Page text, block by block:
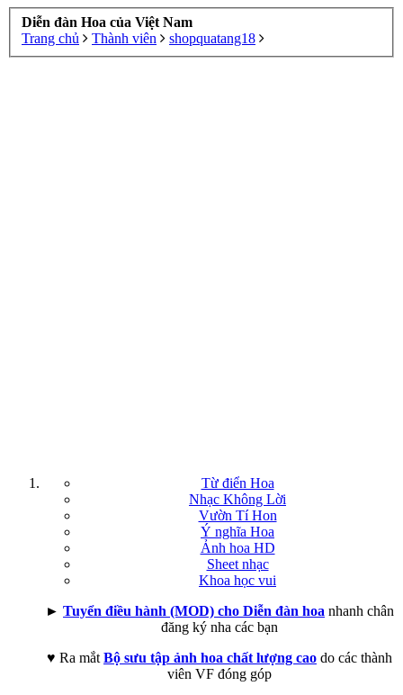
Diễn đàn Hoa của Việt Nam
Trang chủ
Thành viên shopquatang18
Từ điển Hoa
Nhạc Không Lời
Vườn Tí Hon
Ý nghĩa Hoa
Ảnh hoa HD
Sheet nhạc
Khoa học vui
► Tuyển điều hành (MOD) cho Diễn đàn hoa nhanh chân
đăng ký nha các bạn
♥ Ra mắt Bộ sưu tập ảnh hoa chất lượng cao do các thành
viên VF đóng góp